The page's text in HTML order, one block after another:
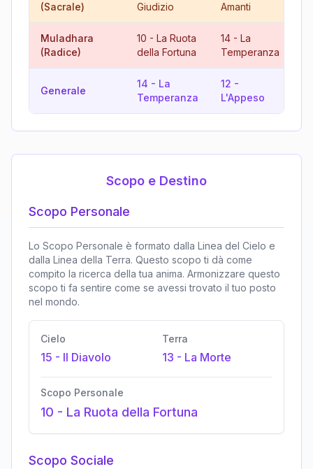
(Sacrale)
Giudizio
Amanti
Muladhara
(Radice)
10 - La Ruota
della Fortuna
14 - La
Temperanza
Generale
14 - La
Temperanza
12 -
L'Appeso
Scopo e Destino
Scopo Personale
Lo Scopo Personale è formato dalla Linea del Cielo e
dalla Linea della Terra. Questo scopo ti dà come
compito la ricerca della tua anima. Armonizzare questo
scopo ti fa sentire come se avessi trovato il tuo posto
nel mondo.
Cielo
15 - Il Diavolo
Terra
13 - La Morte
Scopo Personale
10 - La Ruota della Fortuna
Scopo Sociale